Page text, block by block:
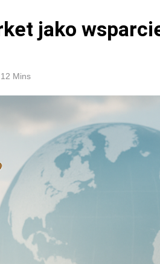
jako
12 Mins